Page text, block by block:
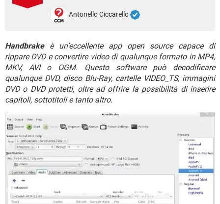
TIKTOK
Antonello Ciccarello
Handbrakeè un’eccellente app open source capace di
rippare DVD e convertire video di qualunque formato in MP4,
MKV, AVI o OGM. Questo software può decodificare
qualunque DVD, disco Blu-Ray, cartelle VIDEO_TS, immagini
DVD o DVD protetti, oltre ad offrire la possibilità di inserire
capitoli, sottotitoli e tanto altro.